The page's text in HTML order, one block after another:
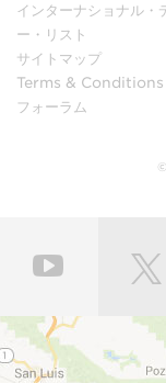
インターナショナル・
ー・リスト
サイトマップ
Terms & Conditions
フォーラム